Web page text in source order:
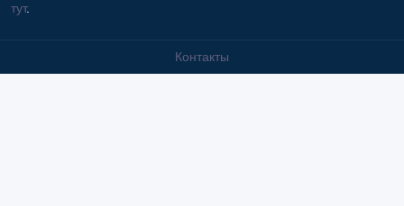
тут.
Контакты